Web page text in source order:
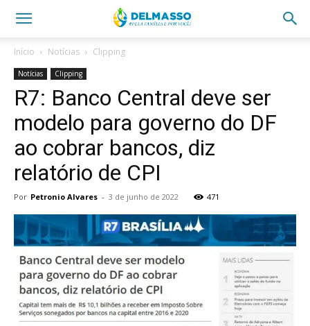
Início Notícias Clipping
Notícias Clipping
R7: Banco Central deve ser
modelo para governo do DF
ao cobrar bancos, diz
relatório de CPI
Por Petronio Alvares - 3 de junho de 2022 471